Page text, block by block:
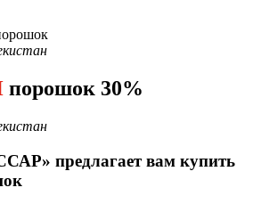
порошок 30%
предлагает вам купить